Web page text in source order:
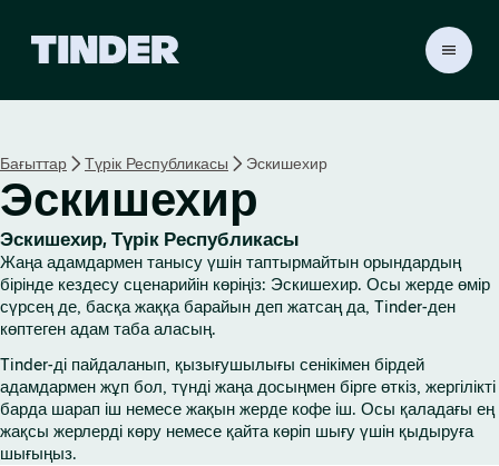
r
H
o
m
e
Бағыттар Түрік Республикасы Эскишехир
Эскишехир
Эскишехир, Түрік Республикасы
Жаңа адамдармен танысу үшін таптырмайтын орындардың
бірінде кездесу сценарийін көріңіз: Эскишехир. Осы жерде өмір
сүрсең де, басқа жаққа барайын деп жатсаң да, Tinder-ден
көптеген адам таба аласың.
Tinder-ді пайдаланып, қызығушылығы сенікімен бірдей
адамдармен жұп бол, түнді жаңа досыңмен бірге өткіз, жергілікті
барда шарап іш немесе жақын жерде кофе іш. Осы қаладағы ең
жақсы жерлерді көру немесе қайта көріп шығу үшін қыдыруға
шығыңыз.